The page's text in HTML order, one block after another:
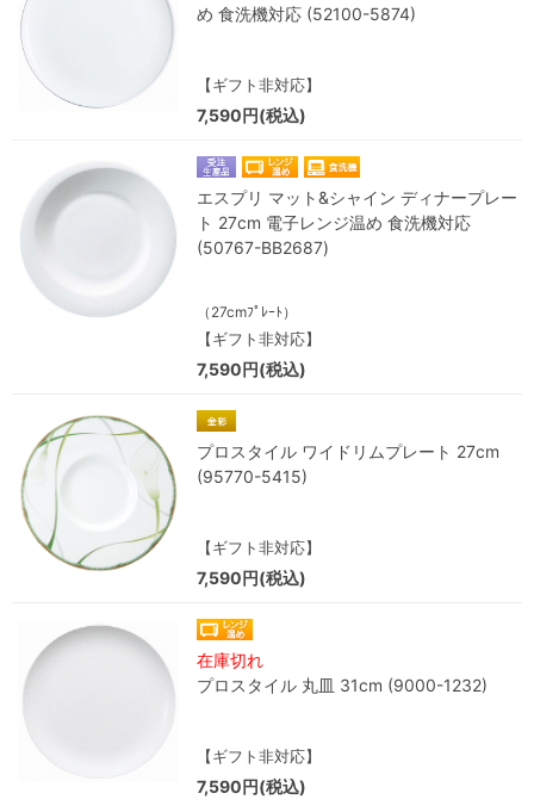
め 食洗機対応 (52100-5874)
【ギフト非対応】
7,590円(税込)
エスプリ マット&シャイン ディナープレー
ト 27cm 電子レンジ温め 食洗機対応
(50767-BB2687)
（27cmﾌﾟﾚｰﾄ）
【ギフト非対応】
7,590円(税込)
プロスタイル ワイドリムプレート 27cm
(95770-5415)
【ギフト非対応】
7,590円(税込)
在庫切れ
プロスタイル 丸皿 31cm (9000-1232)
【ギフト非対応】
7,590円(税込)